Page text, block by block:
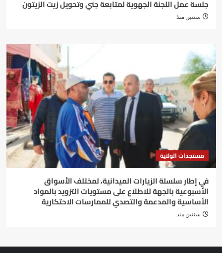
جلسة عمل اللجنة الجهوية لمتابعة جني وتحويل زيت الزيتون
سنتين منذ
مستجدات الولاية
في إطار سلسلة الزيارات الميدانية، لمختلف الأسواق
الأسبوعية بالجهة للاطلاع على مستويات التزويد بالمواد
الأساسية والمدعمة والتصدي للممارسات الاحتكارية
سنتين منذ